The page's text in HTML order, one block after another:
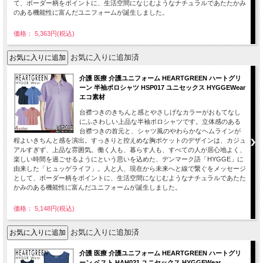
て、ボーダー柄をポイントに、生活空間になじむようなナチュラルであたたかみ
のある機能性に富んだユニフォームが誕生しました。
価格： 5,363円(税込)
お気に入りに追加済
介護 医療 介護ユニフォーム HEARTGREEN ハートグリ
ーン 半袖ポロシャツ HSP017 ユニセックス HYGGEWear
エコ素材
台襟つきのきちんと感とやさしげなカラーがおもてなし
にふさわしい上品な半袖ポロシャツです。立体感のある
台襟つきの首元と、シャツ風のやわらかなヘムラインが
程よいきちんと感を演出。すっきりと控えめな胸ポケットのデザインは、カジュ
アルすぎず、上品な雰囲気。働く人も、暮らす人も、すべての人が居心地よく、
楽しい時間を過ごせるようにという思いを込めた、デンマーク語「HYGGE」に
由来した「ヒュッゲライフ」。人と人、現在から未来へと線で繋ぐをメッセージ
として、ボーダー柄をポイントに、生活空間になじむようなナチュラルであたた
かみのある機能性に富んだユニフォームが誕生しました。
価格： 5,148円(税込)
お気に入りに追加済
介護 医療 介護ユニフォーム HEARTGREEN ハートグリ